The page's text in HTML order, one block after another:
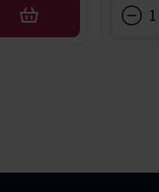
AÑADIR